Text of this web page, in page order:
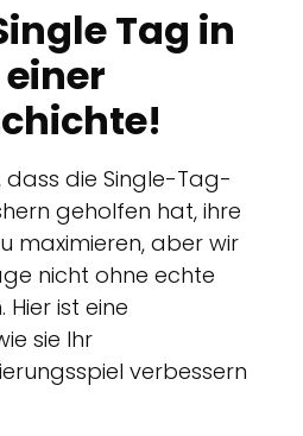
Tag in
die Single-Tag-
geholfen hat, ihre
maximieren, aber wir
nicht ohne echte
Hier ist eine
sie Ihr
verbessern